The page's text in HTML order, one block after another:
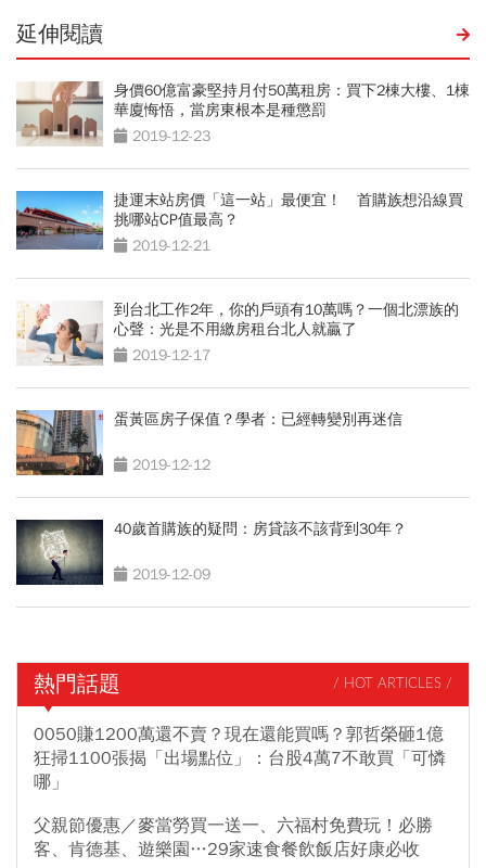
延伸閱讀
身價60億富豪堅持月付50萬租房：買下2棟大樓、1棟
華廈悔悟，當房東根本是種懲罰
2019-12-23
捷運末站房價「這一站」最便宜！ 首購族想沿線買
挑哪站CP值最高？
2019-12-21
到台北工作2年，你的戶頭有10萬嗎？一個北漂族的
心聲：光是不用繳房租台北人就贏了
2019-12-17
蛋黃區房子保值？學者：已經轉變別再迷信
2019-12-12
40歲首購族的疑問：房貸該不該背到30年？
2019-12-09
熱門話題 / HOT ARTICLES /
0050賺1200萬還不賣？現在還能買嗎？郭哲榮砸1億
狂掃1100張揭「出場點位」：台股4萬7不敢買「可憐
哪」
父親節優惠／麥當勞買一送一、六福村免費玩！必勝
客、肯德基、遊樂園…29家速食餐飲飯店好康必收